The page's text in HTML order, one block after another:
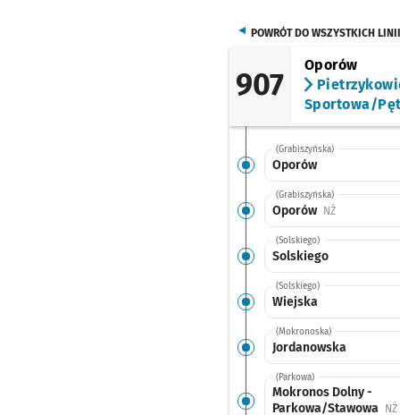
POWRÓT DO WSZYSTKICH LINII
907
Oporów
Sportowa/
(Grabiszyńska)
Oporów
(Grabiszyńska)
Oporów NŻPrzystanek
(Solskiego)
Solskiego
(Solskiego)
Wiejska
(Mokronoska)
Jordanowska
(Parkowa)
Mokronos Dolny -
Parkowa/Stawowa
NŻ